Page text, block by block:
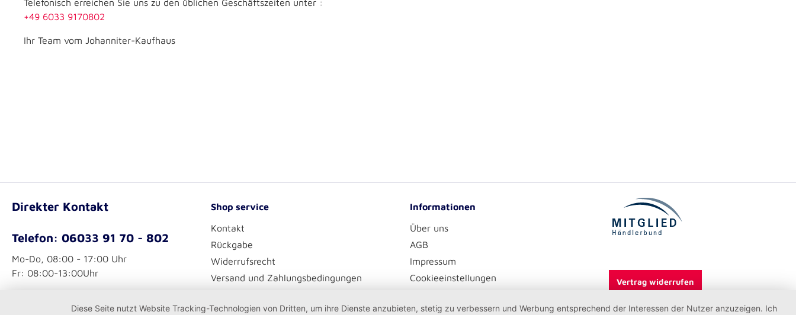
Telefonisch erreichen Sie uns zu den üblichen Geschäftszeiten unter :
+49 6033 9170802
Ihr Team vom Johanniter-Kaufhaus
Direkter Kontakt
Telefon: 06033 91 70 - 802
Mo-Do, 08:00 - 17:00 Uhr
Fr: 08:00-13:00Uhr
service@kaufhaus.johanniter.de
Shop service
Kontakt
Rückgabe
Widerrufsrecht
Versand und Zahlungsbedingungen
Informationen
Über uns
AGB
Impressum
Cookieeinstellungen
Hinweise zur Batterieentsorgung
Vertrag widerrufen
Diese Seite nutzt Website Tracking-Technologien von Dritten, um ihre Dienste anzubieten, stetig zu verbessern und Werbung entsprechend der Interessen der Nutzer anzuzeigen. Ich